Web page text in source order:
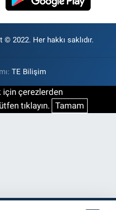
© 2022. Her hakkı saklıdır.
TE Bilişim
için çerezlerden
tıklayın. Tamam